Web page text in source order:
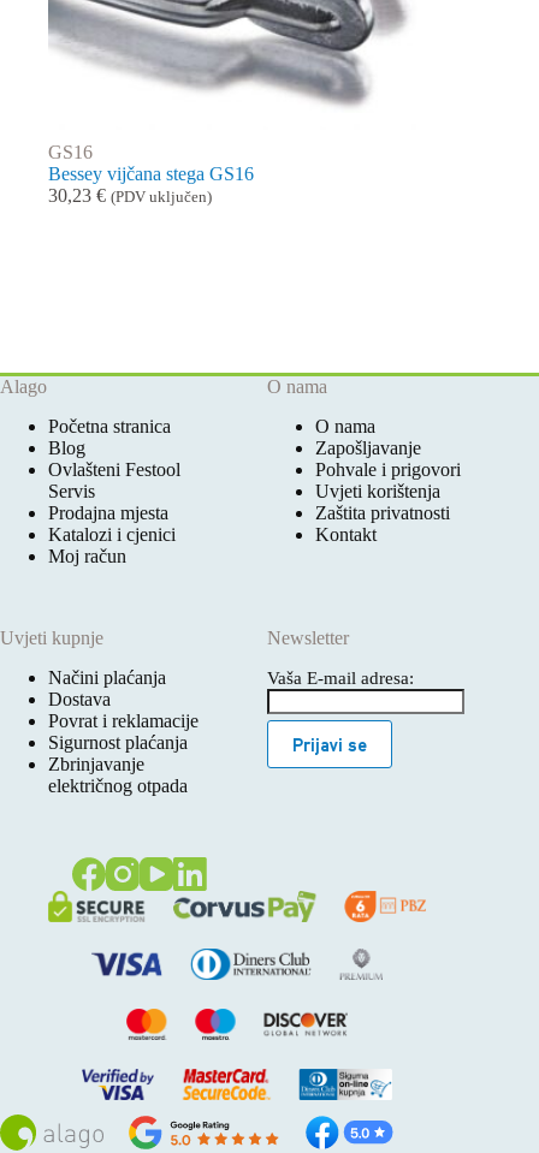
GS16
Bessey vijčana stega GS16
30,23 € (PDV uključen)
Alago
Početna stranica
Blog
Ovlašteni Festool
Servis
Prodajna mjesta
Katalozi i cjenici
Moj račun
O nama
O nama
Zapošljavanje
Pohvale i prigovori
Uvjeti korištenja
Zaštita privatnosti
Kontakt
Uvjeti kupnje
Načini plaćanja
Dostava
Povrat i reklamacije
Sigurnost plaćanja
Zbrinjavanje
električnog otpada
Newsletter
Vaša E-mail adresa:
Prijavi se